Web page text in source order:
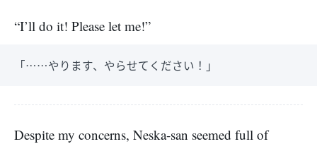
“I’ll do it! Please let me!”
「……やります、やらせてください！」
Despite my concerns, Neska-san seemed full of